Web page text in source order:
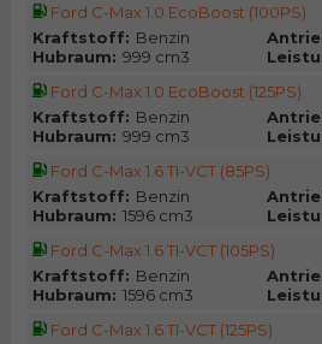
Ford C-Max 1.0 EcoBoost (100PS)
Kraftstoff: Benzin
Hubraum: 999 cm3
Ford C-Max 1.0 EcoBoost (125PS)
Kraftstoff: Benzin
Hubraum: 999 cm3
Ford C-Max 1.6 TI-VCT (85PS)
Kraftstoff: Benzin
Hubraum: 1596 cm3
Ford C-Max 1.6 TI-VCT (105PS)
Kraftstoff: Benzin
Hubraum: 1596 cm3
Ford C-Max 1.6 TI-VCT (125PS)